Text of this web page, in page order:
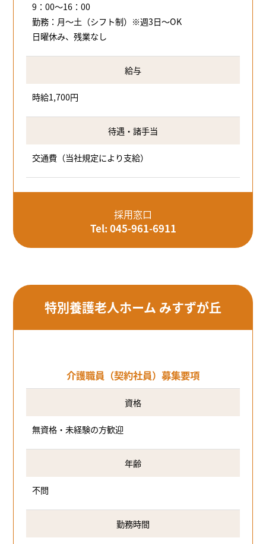
9：00～16：00
勤務：月～土（シフト制）※週3日～OK
日曜休み、残業なし
給与
時給1,700円
待遇・諸手当
交通費（当社規定により支給）
採用窓口
Tel: 045-961-6911
特別養護老人ホーム みすずが丘
介護職員（契約社員）募集要項
資格
無資格・未経験の方歓迎
年齢
不問
勤務時間